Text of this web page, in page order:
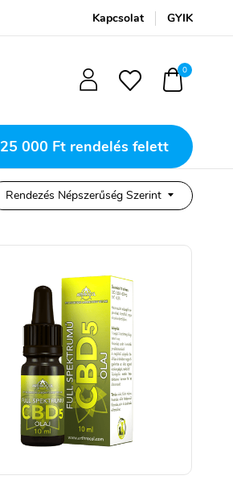
Kapcsolat GYIK
0
25 000 Ft rendelés felett
Rendezés Népszerűség Szerint